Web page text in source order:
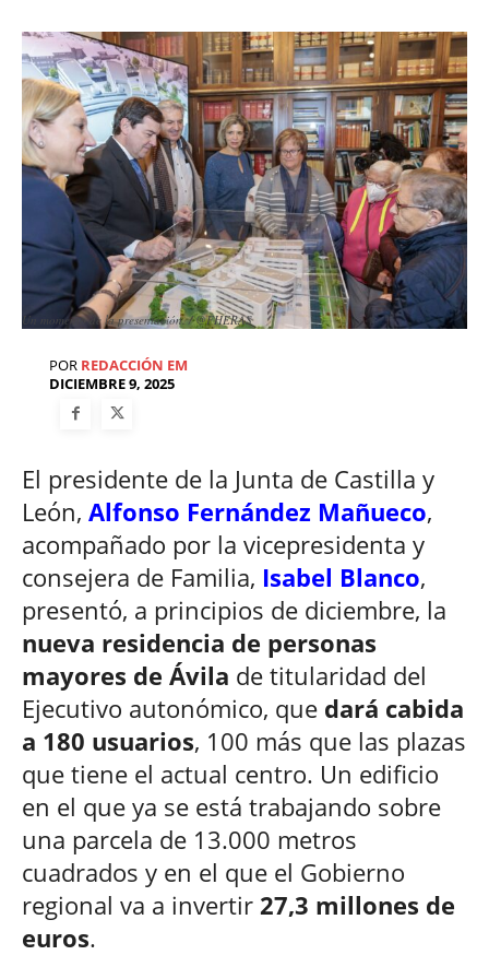
Un momento de la presentación. / @FHERAS
POR REDACCIÓN EM
DICIEMBRE 9, 2025
El presidente de la Junta de Castilla y
León, Alfonso Fernández Mañueco,
acompañado por la vicepresidenta y
consejera de Familia, Isabel Blanco,
presentó, a principios de diciembre, la
nueva residencia de personas
mayores de Ávila de titularidad del
Ejecutivo autonómico, que dará cabida
a 180 usuarios, 100 más que las plazas
que tiene el actual centro. Un edificio
en el que ya se está trabajando sobre
una parcela de 13.000 metros
cuadrados y en el que el Gobierno
regional va a invertir 27,3 millones de
euros.